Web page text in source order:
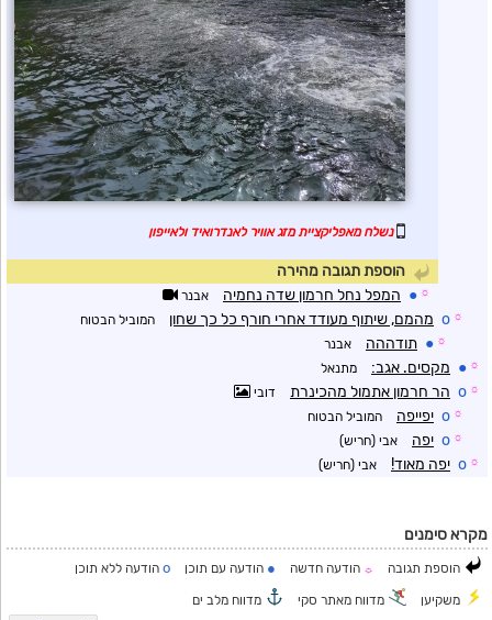
נשלח מאפליקציית מזג אוויר לאנדרואיד ולאייפון
הוספת תגובה מהירה
☼
● המפל נחל חרמון שדה נחמיה אבנר
☼
o מהמם, שיתוף מעודד אחרי חורף כל כך שחון המוביל הבטוח
☼
● תודההה אבנר
☼
● מקסים. אגב: מתנאל
☼
o הר חרמון אתמול מהכינרת דובי
☼
o יפייפה המוביל הבטוח
☼
o יפה אבי (חריש)
☼
o יפה מאוד! אבי (חריש)
מקרא סימנים
הוספת תגובה ☼ הודעה חדשה ● הודעה עם תוכן o הודעה ללא תוכן
משקיען מדווח מאתר סקי
מדווח מלב ים